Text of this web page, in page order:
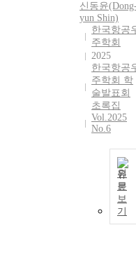
신동윤
yun Shin)
한국항공
주학회
2025
한국항공
주학회 학
술발표회
초록집
Vol.2025
No.6
원
문
보
기